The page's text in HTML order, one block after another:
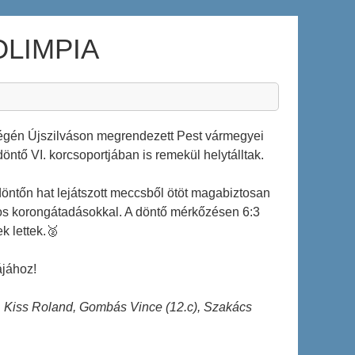
Újszilváson megrendezett Pest vármegyei
VI. korcsoportjában is remekül helytálltak.
hat lejátszott meccsből ötöt magabiztosan
korongátadásokkal. A döntő mérkőzésen 6:3
lettek.🥈
Roland, Gombás Vince (12.c), Szakács